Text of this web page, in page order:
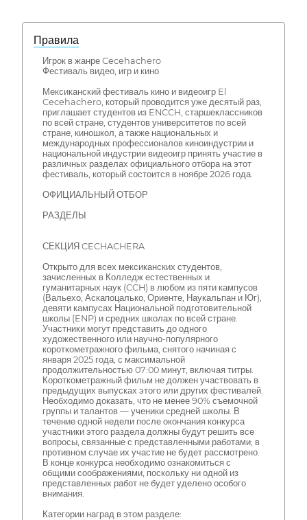
Правила
Игрок в жанре Cecehachero
Фестиваль видео, игр и кино
Мексиканский фестиваль кино и видеоигр El
Cecehachero, который проводится уже десятый раз,
приглашает студентов из ENCCH, старшеклассников
по всей стране, студентов университетов по всей
стране, киношкол, а также национальных и
международных профессионалов киноиндустрии и
национальной индустрии видеоигр принять участие в
различных разделах официального отбора на этот
фестиваль, который состоится в ноябре 2026 года.
ОФИЦИАЛЬНЫЙ ОТБОР
РАЗДЕЛЫ
СЕКЦИЯ CECHACHERA
Открыто для всех мексиканских студентов,
зачисленных в Колледж естественных и
гуманитарных наук (CCH) в любом из пяти кампусов
(Вальехо, Аскапоцалько, Ориенте, Наукальпан и Юг),
девяти кампусах Национальной подготовительной
школы (ENP) и средних школах по всей стране.
Участники могут представить до одного
художественного или научно-популярного
короткометражного фильма, снятого начиная с
января 2025 года, с максимальной
продолжительностью 07:00 минут, включая титры.
Короткометражный фильм не должен участвовать в
предыдущих выпусках этого или других фестивалей.
Необходимо доказать, что не менее 90% съемочной
группы и талантов — ученики средней школы. В
течение одной недели после окончания конкурса
участники этого раздела должны будут решить все
вопросы, связанные с представленными работами; в
противном случае их участие не будет рассмотрено.
В конце конкурса необходимо ознакомиться с
общими соображениями, поскольку ни одной из
представленных работ не будет уделено особого
внимания.
Категории наград в этом разделе: